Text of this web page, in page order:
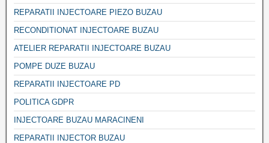
REPARATII INJECTOARE PIEZO BUZAU
RECONDITIONAT INJECTOARE BUZAU
ATELIER REPARATII INJECTOARE BUZAU
POMPE DUZE BUZAU
REPARATII INJECTOARE PD
POLITICA GDPR
INJECTOARE BUZAU MARACINENI
REPARATII INJECTOR BUZAU